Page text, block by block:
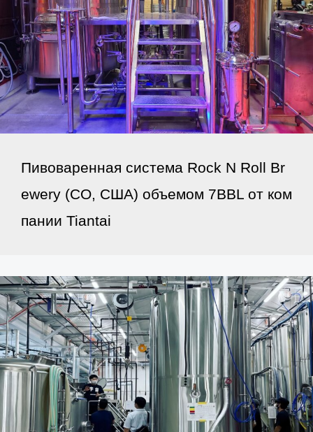
Пивоваренная система Rock N Roll Br
ewery (CO, США) объемом 7BBL от ком
пании Tiantai